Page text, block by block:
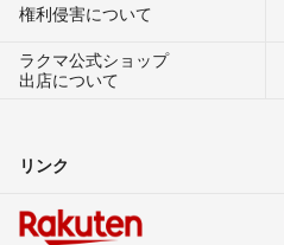
権利侵害について
ラクマ公式ショップ
出店について
リンク